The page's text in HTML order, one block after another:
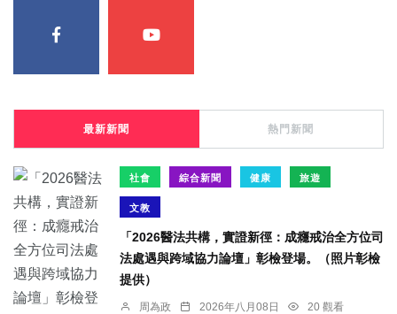
最新新聞 熱門新聞
社會 綜合新聞 健康 旅遊
文教
「2026醫法共構，實證新徑：成癮戒治全方位司
法處遇與跨域協力論壇」彰檢登場。（照片彰檢
提供）
周為政 2026年八月08日
20 觀看